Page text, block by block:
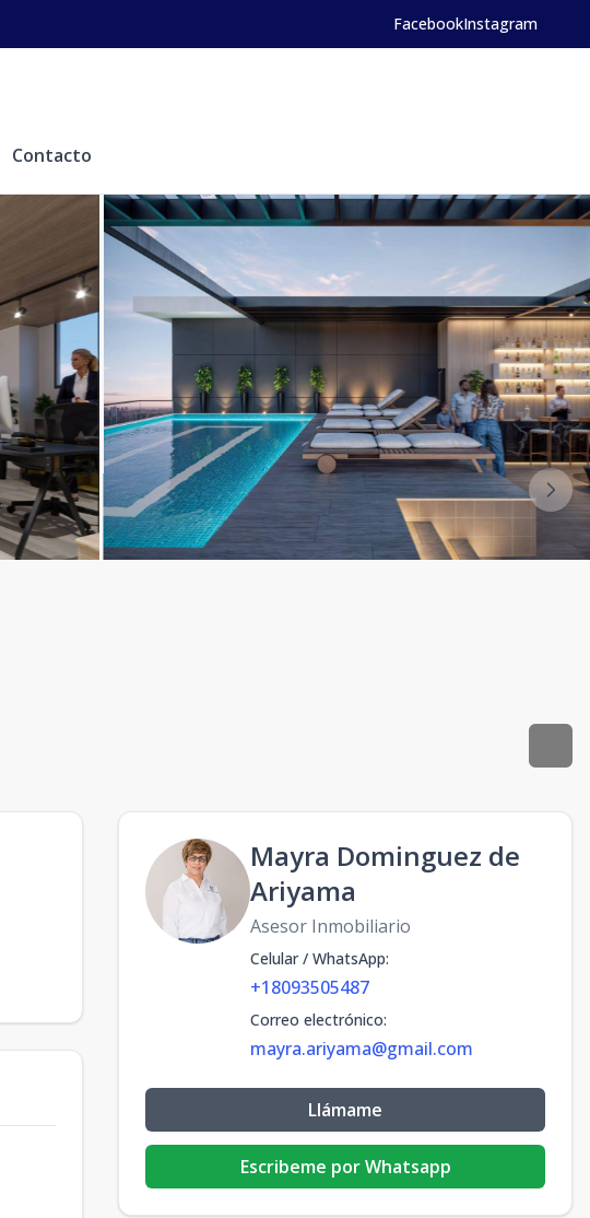
FacebookInstagram
Contacto
Mayra Dominguez de
Ariyama
Asesor Inmobiliario
Celular / WhatsApp:
+18093505487
Correo electrónico:
mayra.ariyama@gmail.com
Llámame
Escribeme por Whatsapp